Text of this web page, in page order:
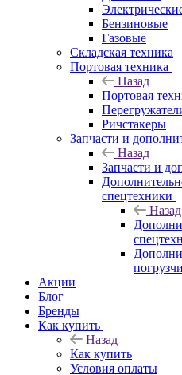
Бензиновые
Газовые
Складская техника
Портовая техника
Назад
Портовая
Ричстакеры
Запчасти и
Назад
Запчасти и
спецтехники
Назад
Акции
Блог
Бренды
Как купить
Назад
Как купить
Условия оплаты